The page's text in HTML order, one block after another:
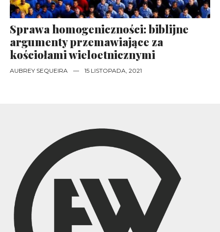
Sprawa homogeniczności: biblijne
argumenty przemawiające za
kościołami wieloetnicznymi
AUBREY SEQUEIRA — 15 LISTOPADA, 2021